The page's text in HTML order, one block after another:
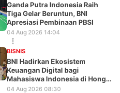
Ganda Putra Indonesia Raih
Tiga Gelar Beruntun, BNI
Apresiasi Pembinaan PBSI
04 Aug 2026 14:04
BISNIS
BNI Hadirkan Ekosistem
Keuangan Digital bagi
Mahasiswa Indonesia di Hong
Kong
04 Aug 2026 08:30